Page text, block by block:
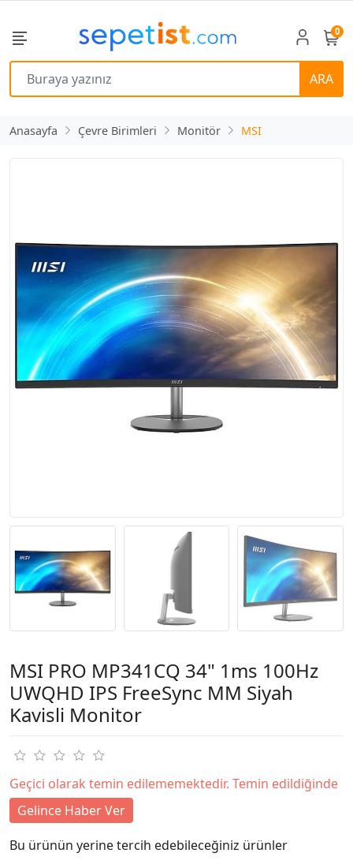
ARA
0
Anasayfa Çevre Birimleri Monitör MSI
MSI PRO MP341CQ 34" 1ms 100Hz
UWQHD IPS FreeSync MM Siyah
Kavisli Monitor
Geçici olarak temin edilememektedir. Temin edildiğinde
Gelince Haber Ver
Bu ürünün yerine tercih edebileceğiniz ürünler